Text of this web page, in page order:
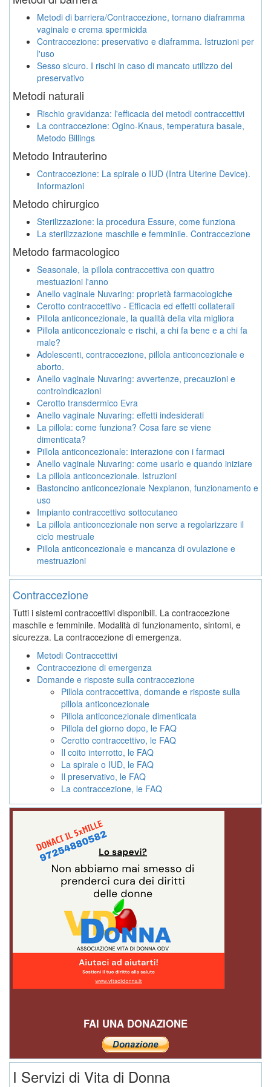
Metodi di barriera/Contraccezione, tornano diaframma
vaginale e crema spermicida
Contraccezione: preservativo e diaframma. Istruzioni per
l'uso
Sesso sicuro. I rischi in caso di mancato utilizzo del
preservativo
Metodi naturali
Rischio gravidanza: l'efficacia dei metodi contraccettivi
La contraccezione: Ogino-Knaus, temperatura basale,
Metodo Billings
Metodo Intrauterino
Contraccezione: La spirale o IUD (Intra Uterine Device).
Informazioni
Metodo chirurgico
Sterilizzazione: la procedura Essure, come funziona
La sterilizzazione maschile e femminile. Contraccezione
Metodo farmacologico
Seasonale, la pillola contraccettiva con quattro
mestuazioni l'anno
Anello vaginale Nuvaring: proprietà farmacologiche
Cerotto contraccettivo - Efficacia ed effetti collaterali
Pillola anticoncezionale, la qualità della vita migliora
Pillola anticoncezionale e rischi, a chi fa bene e a chi fa
male?
Adolescenti, contraccezione, pillola anticoncezionale e
aborto.
Anello vaginale Nuvaring: avvertenze, precauzioni e
controindicazioni
Cerotto transdermico Evra
Anello vaginale Nuvaring: effetti indesiderati
La pillola: come funziona? Cosa fare se viene
dimenticata?
Pillola anticoncezionale: interazione con i farmaci
Anello vaginale Nuvaring: come usarlo e quando iniziare
La pillola anticoncezionale. Istruzioni
Bastoncino anticoncezionale Nexplanon, funzionamento e
uso
Impianto contraccettivo sottocutaneo
La pillola anticoncezionale non serve a regolarizzare il
ciclo mestruale
Pillola anticoncezionale e mancanza di ovulazione e
mestruazioni
Contraccezione
Tutti i sistemi contraccettivi disponibili. La contraccezione
maschile e femminile. Modalità di funzionamento, sintomi, e
sicurezza. La contraccezione di emergenza.
Metodi Contraccettivi
Contraccezione di emergenza
Domande e risposte sulla contraccezione
Pillola contraccettiva, domande e risposte sulla
pillola anticoncezionale
Pillola anticoncezionale dimenticata
Pillola del giorno dopo, le FAQ
Cerotto contraccettivo, le FAQ
Il coito interrotto, le FAQ
La spirale o IUD, le FAQ
Il preservativo, le FAQ
La contraccezione, le FAQ
FAI UNA DONAZIONE
I Servizi di Vita di Donna